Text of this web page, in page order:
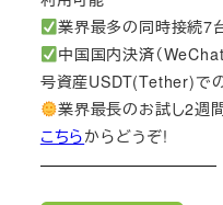
業界最多の同時接続7
中国国内決済（
号資産USDT(Tether)で
業界最長のお試し2週
こちらからどうぞ!